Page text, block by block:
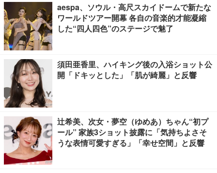
aespa、ソウル・高尺スカイドームで新たな
ワールドツアー開幕 各自の音楽的才能凝縮
した“四人四色”のステージで魅了
須田亜香里、ハイキング後の入浴ショット公
開「ドキッとした」「肌が綺麗」と反響
辻希美、次女・夢空（ゆめあ）ちゃん“初プ
ール” 家族3ショット披露に「気持ちよさそ
うな表情可愛すぎる」「幸せ空間」と反響